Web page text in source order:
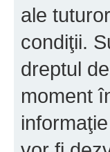
ale
condiţii.
dreptul
moment